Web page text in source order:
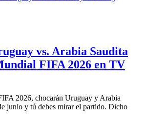
vs. Arabia Saudita
FIFA 2026 en TV
2026, chocarán Uruguay y Arabia
junio y tú debes mirar el partido. Dicho